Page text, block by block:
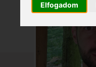
Elfogadom